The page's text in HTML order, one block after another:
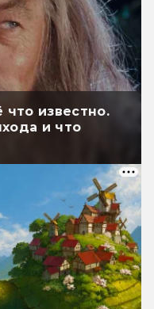
что известно.
и что